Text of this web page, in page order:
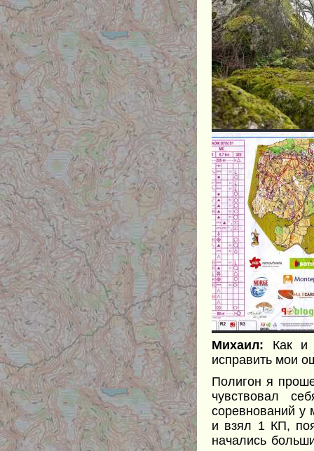
Михаил: Как и
исправить мои
Полигон я
чувствовал
соревнований у
и взял 1 КП,
начались